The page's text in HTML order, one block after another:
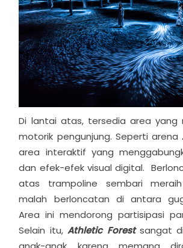
Di lantai atas, tersedia area yang
motorik pengunjung. Seperti arena
area interaktif yang
dan efek-efek visual digital.
atas trampoline sembari
malah berloncatan di antara
Area ini mendorong partisipasi
Selain itu,Athletic Forestsangat